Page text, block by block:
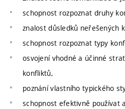
schopnost rozpoznat druhy
znalost důsledků neřešených
schopnost rozpoznat typy
osvojení vhodné a účinné
konfliktů,
poznání vlastního typického
schopnost efektivně používat